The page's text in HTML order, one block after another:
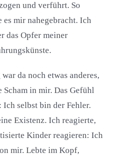
und verführt. So
es mir nahegebracht. Ich
das Opfer meiner
da noch etwas anderes,
Scham in mir. Das Gefühl
selbst bin der Fehler.
Existenz. Ich reagierte,
Kinder reagieren: Ich
mir. Lebte im Kopf,